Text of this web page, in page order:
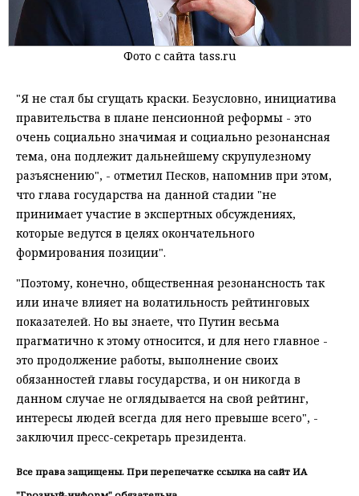
Фото с сайта tass.ru
"Я не стал бы сгущать краски. Безусловно, инициатива
правительства в плане пенсионной реформы - это
очень социально значимая и социально резонансная
тема, она подлежит дальнейшему скрупулезному
разъяснению", - отметил Песков, напомнив при этом,
что глава государства на данной стадии "не
принимает участие в экспертных обсуждениях,
которые ведутся в целях окончательного
формирования позиции".
"Поэтому, конечно, общественная резонансность так
или иначе влияет на волатильность рейтинговых
показателей. Но вы знаете, что Путин весьма
прагматично к этому относится, и для него главное -
это продолжение работы, выполнение своих
обязанностей главы государства, и он никогда в
данном случае не оглядывается на свой рейтинг,
интересы людей всегда для него превыше всего", -
заключил пресс-секретарь президента.
Все права защищены. При перепечатке ссылка на сайт ИА